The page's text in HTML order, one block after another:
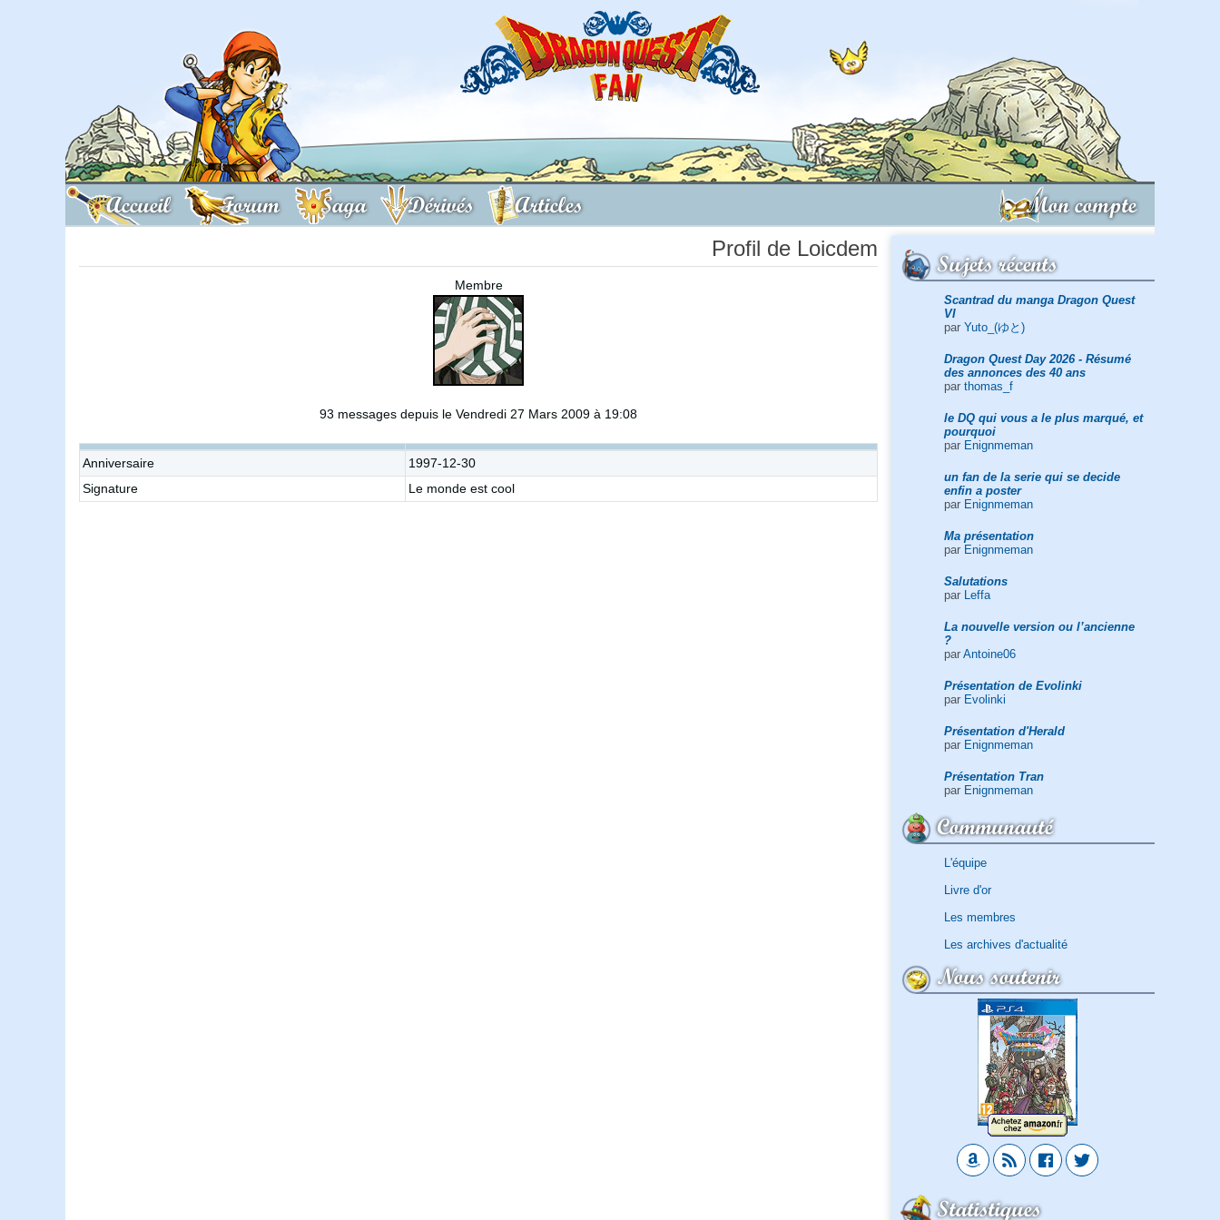
Accueil Forum Saga Dérivés Articles Mon compte
Sujets récents
Scantrad du manga Dragon Quest
VI
par Yuto_(ゆと)
Dragon Quest Day 2026 - Résumé
des annonces des 40 ans
par thomas_f
le DQ qui vous a le plus marqué, et
pourquoi
par Enignmeman
un fan de la serie qui se decide
enfin a poster
par Enignmeman
Ma présentation
par Enignmeman
Salutations
par
Leffa
La nouvelle version ou l’ancienne
?
par Antoine06
Présentation de Evolinki
par Evolinki
Présentation d'Herald
par Enignmeman
Présentation Tran
par Enignmeman
Communauté
L'équipe
Livre d'or
Les membres
Les archives d'actualité
Nous soutenir
Statistiques
Profil de Loicdem
Membre
93 messages depuis le Vendredi 27 Mars 2009 à 19:08
Anniversaire
1997-12-30
Signature
Le monde est cool